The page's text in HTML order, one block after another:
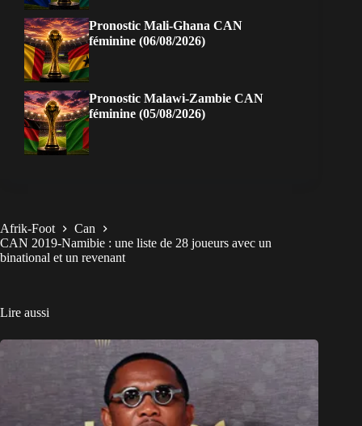
Pronostic Mali-Ghana CAN
féminine (06/08/2026)
Pronostic Malawi-Zambie CAN
féminine (05/08/2026)
Afrik-Foot
Can
CAN 2019-Namibie : une liste de 28 joueurs avec un
binational et un revenant
Lire aussi